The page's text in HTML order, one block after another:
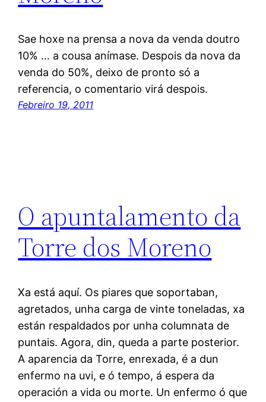
Sae hoxe na prensa a nova da venda doutro
10% … a cousa anímase. Despois da nova da
venda do 50%, deixo de pronto só a
referencia, o comentario virá despois.
Febreiro 19, 2011
O apuntalamento da
Torre dos Moreno
Xa está aquí. Os piares que soportaban,
agretados, unha carga de vinte toneladas, xa
están respaldados por unha columnata de
puntais. Agora, din, queda a parte posterior.
A aparencia da Torre, enrexada, é a dun
enfermo na uvi, e ó tempo, á espera da
operación a vida ou morte. Un enfermo ó que